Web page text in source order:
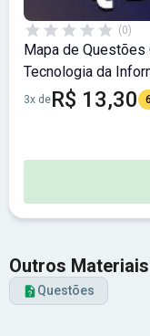
(0)
Mapa de Questões
Tecnologia da
3x deR$ 13,30
Outros Materiais
Questões